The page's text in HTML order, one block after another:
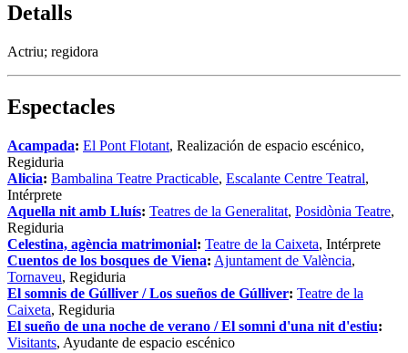
Detalls
Actriu; regidora
Espectacles
Acampada: El Pont Flotant, Realización de espacio escénico,
Regiduria
Alicia: Bambalina Teatre Practicable, Escalante Centre Teatral,
Intérprete
Aquella nit amb Lluís: Teatres de la Generalitat, Posidònia Teatre,
Regiduria
Celestina, agència matrimonial: Teatre de la Caixeta, Intérprete
Cuentos de los bosques de Viena: Ajuntament de València,
Tornaveu, Regiduria
El somnis de Gúlliver / Los sueños de Gúlliver: Teatre de la
Caixeta, Regiduria
El sueño de una noche de verano / El somni d'una nit d'estiu:
Visitants, Ayudante de espacio escénico